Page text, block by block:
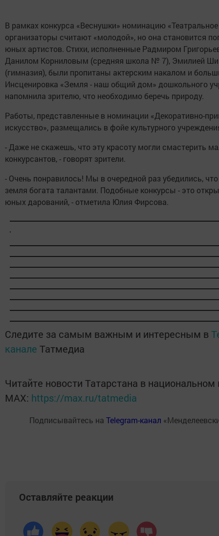
В рамках конкурса «Веснушки» номинацию
организаторы считают «молодой», но она становится
юных артистов. Стихи, исполненные Радмиром
Данилом Корниловым (средняя школа № 7), Эмилией
(гимназия), были пропитаны актерским накалом и
Инсценировка «Земля - наш общий дом» дошкольного
напомнила зрителю, что необходимо беречь природу.
Работы, представленные в номинации «Декоративно-
искусство», размещались в фойе культурного
- Даже не скажешь, что эту красоту могли смастерить
конкурсантов, - говорят зрители.
- Очень понравилось! Мы в очередной раз убедились,
земля богата талантами. Подобные конкурсы - это
юных дарований, - отметила Юлия Фирсова.
Следите за самым важным и интересным в
канале Татмедиа
Читайте новости Татарстана в
MАХ: https://max.ru/tatmedia
Подписывайтесь на Telegram-канал
Оставляйте реакции